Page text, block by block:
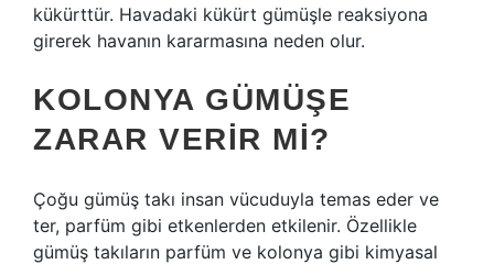
kükürttür. Havadaki kükürt gümüşle reaksiyona
girerek havanın kararmasına neden olur.
KOLONYA GÜMÜŞE
ZARAR VERIR MI?
Çoğu gümüş takı insan vücuduyla temas eder ve
ter, parfüm gibi etkenlerden etkilenir. Özellikle
gümüş takıların parfüm ve kolonya gibi kimyasal